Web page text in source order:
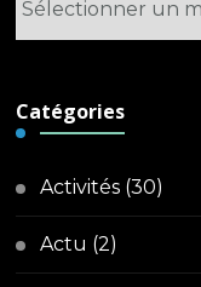
Catégories
Activités (30)
Actu (2)